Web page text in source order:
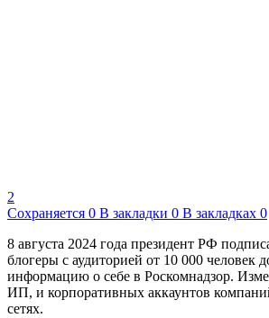
2
Сохраняется 0 В закладки 0 В закладках 0
8 августа 2024 года президент РФ
блогеры с аудиторией от 10 000 человек
информацию о себе в Роскомнадзор.
ИП, и корпоративных аккаунтов
сетях.